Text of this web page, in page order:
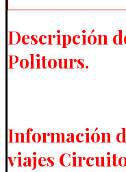
Descripción
Politours.
Información
viajes